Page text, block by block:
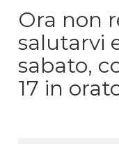
Ora non
salutarvi
sabato,
17 in